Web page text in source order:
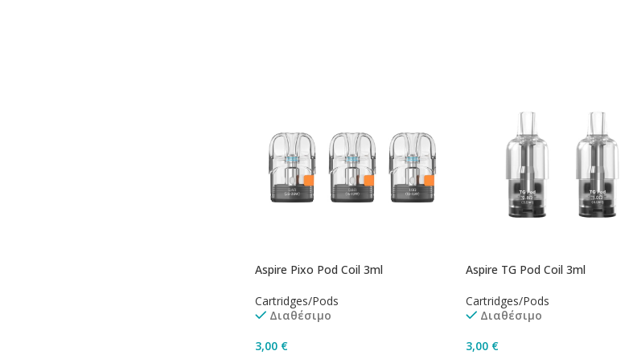
Aspire Pixo Pod Coil 3ml
Cartridges/Pods
Διαθέσιμο
3,00 €
Aspire TG Pod Coil 3ml
Cartridges/Pods
Διαθέσιμο
3,00 €